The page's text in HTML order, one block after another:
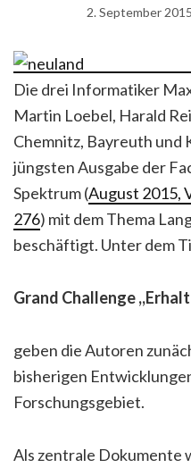
2. September 2015
Die drei Informatiker
Martin Loebel, Harald
Chemnitz, Bayreuth und
jüngsten Ausgabe der
Spektrum (August 2015,
276) mit dem Thema
beschäftigt. Unter dem
Grand Challenge
geben die Autoren
bisherigen
Forschungsgebiet.
Als zentrale Dokumente